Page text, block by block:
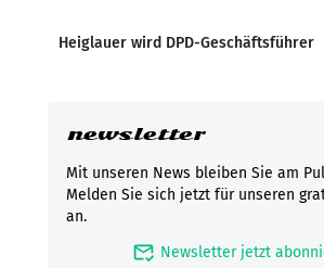
Heiglauer wird DPD-Geschäftsführer
newsletter
Mit unseren News bleiben Sie am
Melden Sie sich jetzt für unseren
an.
mark_email_read Newsletter jetzt